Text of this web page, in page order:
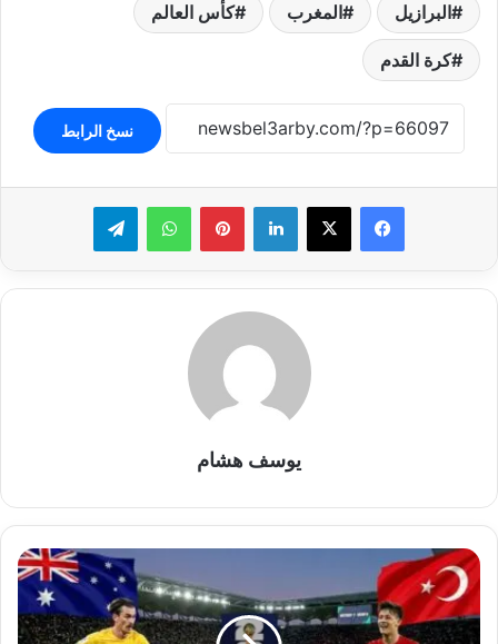
البرازيل المغرب كأس العالم
كرة القدم
نسخ الرابط
لينكدإن بينتيريستواتساب تيلقرام
يوسف هشام
موعد
لقاء
استراليا
وتركيا